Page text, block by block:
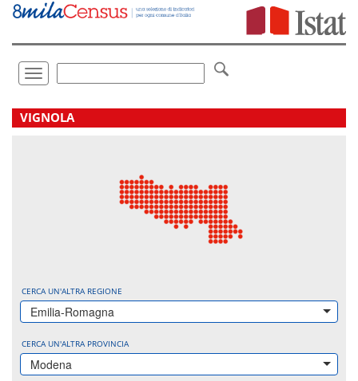
Vai
direttamente
Toggle
navigation
.
VIGNOLA
CERCA UN'ALTRA REGIONE
Emilia-Romagna
CERCA UN'ALTRA PROVINCIA
Modena